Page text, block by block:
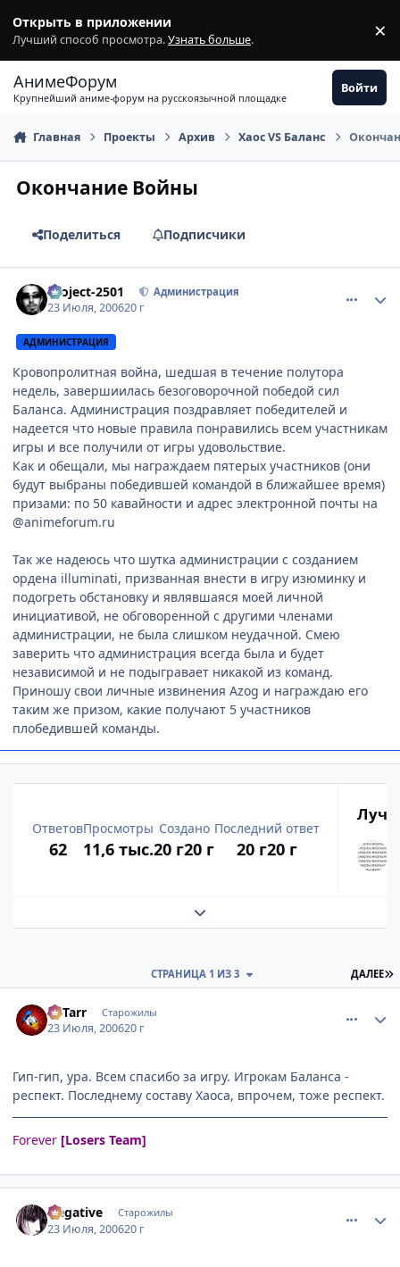
Открыть в приложении
Лучший способ просмотра.Узнать больше. ×
АнимеФорум
Крупнейший аниме-форум на русскоязычной площадке
Войти
Главная Проекты Архив Хаос VS Баланс
Окончание Войны
Поделиться Подписчики
Project-2501 Администрация
23 Июля, 200620 г
АДМИНИСТРАЦИЯ
Кровопролитная война, шедшая в течение полутора
недель, завершиилась безоговорочной победой сил
Баланса. Администрация поздравляет победителей и
надеется что новые правила понравились всем участникам
игры и все получили от игры удовольствие.
Как и обещали, мы награждаем пятерых участников (они
будут выбраны победившей командой в ближайшее время)
призами: по 50 кавайности и адрес электронной почты на
@animeforum.ru
Так же надеюсь что шутка администрации с созданием
ордена illuminati, призванная внести в игру изюминку и
подогреть обстановку и являвшаяся моей личной
инициативой, не обговоренной с другими членами
администрации, не была слишком неудачной. Смею
заверить что администрация всегда была и будет
независимой и не подыгравает никакой из команд.
Приношу свои личные извинения Azog и награждаю его
таким же призом, какие получают 5 участников
плобедившей команды.
Ответов
62
Просмотры
11,6 тыс.
Создано
20 г20 г
Последний ответ
20 г20 г
Развернуть обзор темы
ДАЛЕЕ
СТРАНИЦА 1 ИЗ 3
LoTarr Старожилы
23 Июля, 200620 г
Гип-гип, ура. Всем спасибо за игру. Игрокам Баланса -
респект. Последнему составу Хаоса, впрочем, тоже респект.
Forever [Losers Team]
Negative Старожилы
23 Июля, 200620 г